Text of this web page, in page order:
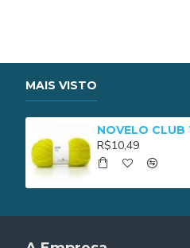
MAIS VISTO
R$10,49